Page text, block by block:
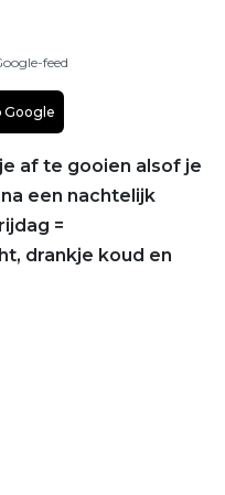
feed
Google
af te gooien alsof je
een nachtelijk
=
drankje koud en